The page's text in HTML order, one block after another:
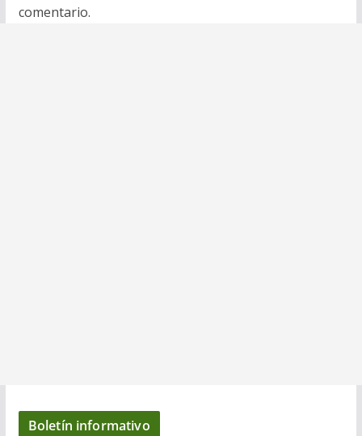
comentario.
Boletín informativo